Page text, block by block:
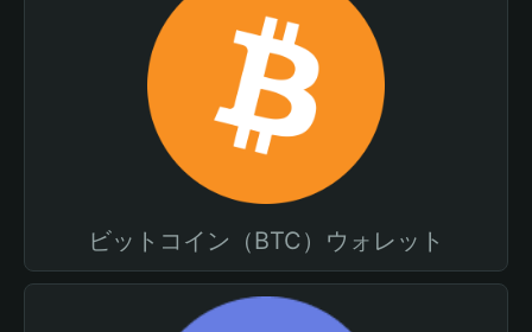
ビットコイン（BTC）ウォレット